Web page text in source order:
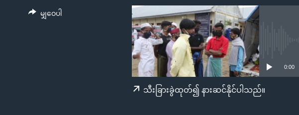
အစ္စရေး-ပါလက်စတိုင်း
အင်္ဂလိပ်စာလေ့လာမယ်
0:00
သီးခြားခွဲထုတ်၍ နားဆင်နိုင်ပါသည်။
မျှဝေပါ